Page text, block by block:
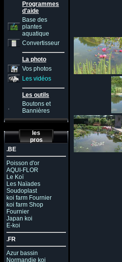
Programmes
d'aide
Base des
plantes
aquatique
Convertisseur
La photo
Vos photos
Les vidéos
Les outils
.
Boutons et
Bannières
les
pros
.BE
Poisson d'or
AQUI-FLOR
Le Koï
Les Naïades
Soudoplast
koi farm Fournier
koi farm Shop
Fournier
Japan koi
E-koi
.FR
Azur bassin
Normandie koi